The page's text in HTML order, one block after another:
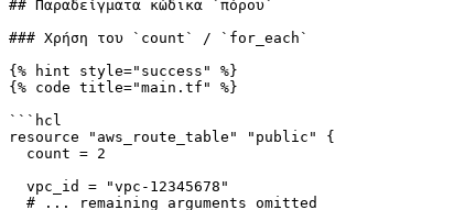
## Παραδείγματα κώδικα `πόρου`
### Χρήση του `count` / `for_each`
{% hint style="success" %}
{% code title="main.tf" %}
```hcl
resource "aws_route_table" "public" {